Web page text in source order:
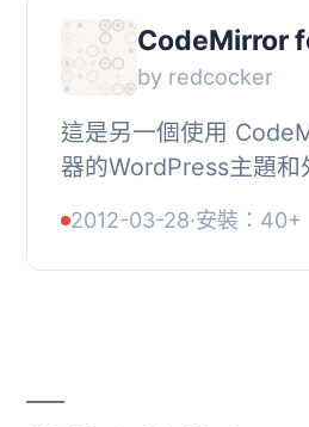
CodeMirror
by redcocker
這是另一個使用
器的WordPress主題和
題和外掛程式編輯器中
用的...
2012-03-28·安裝：40+